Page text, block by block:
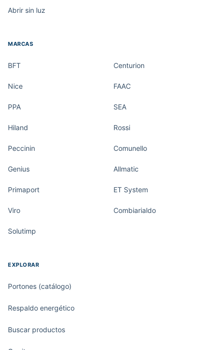
Abrir sin luz
MARCAS
BFT Centurion
Nice FAAC
PPA SEA
Hiland Rossi
Peccinin Comunello
Genius Allmatic
Primaport ET System
Viro Combiarialdo
Solutimp
EXPLORAR
Portones (catálogo)
Respaldo energético
Buscar productos